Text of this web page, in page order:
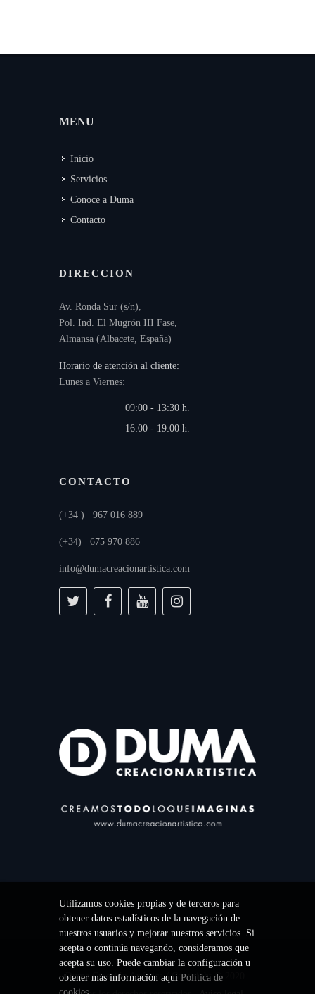
MENU
Inicio
Servicios
Conoce a Duma
Contacto
DIRECCION
Av. Ronda Sur (s/n),
Pol. Ind. El Mugrón III Fase,
Almansa (Albacete, España)
Horario de atención al cliente:
Lunes a Viernes:
09:00 - 13:30 h.
16:00 - 19:00 h.
CONTACTO
(+34 ) 967 016 889
(+34) 675 970 886
info@dumacreacionartistica.com
Duma Creación Artística / Copyright © 2020.
Utilizamos cookies propias y de terceros para
obtener datos estadísticos de la navegación de
nuestros usuarios y mejorar nuestros servicios. Si
acepta o continúa navegando, consideramos que
acepta su uso. Puede cambiar la configuración u
obtener más información aquí Política de